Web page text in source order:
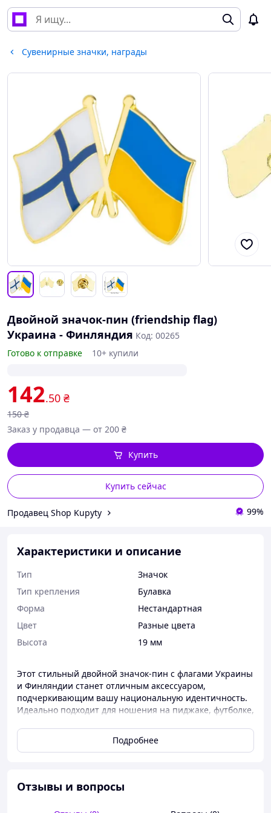
Сувенирные значки, награды
Двойной значок-пин (friendship flag)
Украина - Финляндия Код: 00265
Готово к отправке
10+ купили
142.50 ₴
150 ₴
Заказ у продавца — от 200 ₴
Купить сейчас
Купить
Продавец Shop Kupyty 99%
Характеристики и описание
Тип
Значок
Тип крепления
Булавка
Форма
Нестандартная
Цвет
Разные цвета
Высота
19 мм
Этот стильный двойной значок-пин с флагами Украины
и Финляндии станет отличным аксессуаром,
подчеркивающим вашу национальную идентичность.
Идеально подходит для ношения на пиджаке, футболке,
аксессуарах. Дизайн объединяет два флага,
символизируя дружбу и сотрудничество между
изготовлен из прочного металла с
Подробнее
Отзывы и вопросы